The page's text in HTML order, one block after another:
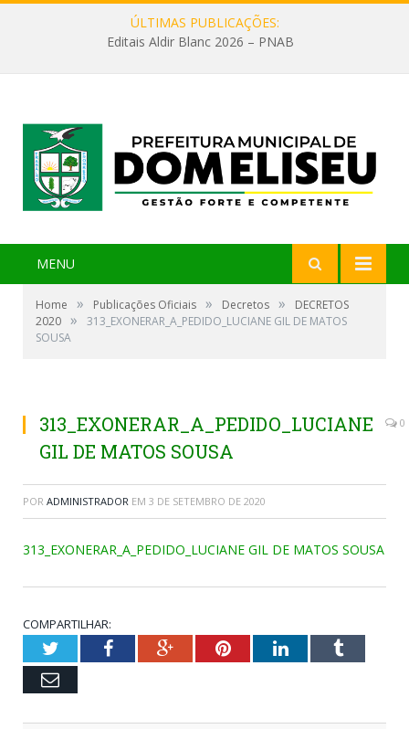
ÚLTIMAS PUBLICAÇÕES:
Editais Aldir Blanc 2026 – PNAB
MENU
Home » Publicações Oficiais » Decretos »
DECRETOS
2020 »
313_EXONERAR_A_PEDIDO_LUCIANE GIL DE MATOS
SOUSA
313_EXONERAR_A_PEDIDO_LUCIANE
GIL DE MATOS SOUSA
0
POR ADMINISTRADOR EM 3 DE SETEMBRO DE 2020
313_EXONERAR_A_PEDIDO_LUCIANE GIL DE MATOS SOUSA
COMPARTILHAR:
TwitterFacebookGoogle+PinterestLinkedInTumblr
Email